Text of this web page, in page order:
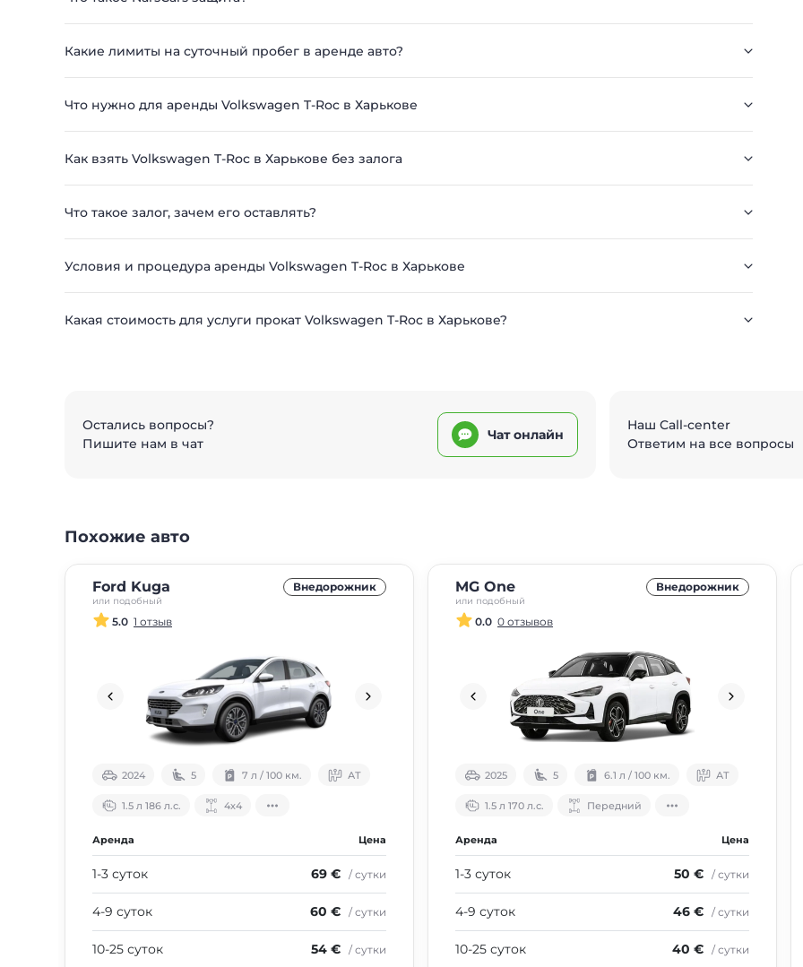
Какие лимиты на суточный пробег в аренде авто?
Что нужно для аренды Volkswagen T-Roc в Харькове
Как взять Volkswagen T-Roc в Харькове без залога
Что такое залог, зачем его оставлять?
Условия и процедура аренды Volkswagen T-Roc в Харькове
Какая стоимость для услуги прокат Volkswagen T-Roc в Харькове?
Остались вопросы?
Пишите нам в чат
Чат онлайн
Наш Call-center
Ответим на все вопросы
Похожие авто
Ford Kuga
или подобный
Внедорожник
5.0 1 отзыв
2024 5 7 л / 100 км. АТ
1.5 л 186 л.с. 4х4
Аренда Цена
1-3 суток 69 € / сутки
4-9 суток 60 € / сутки
10-25 суток 54 € / сутки
MG One
или подобный
Внедорожник
0.0 0 отзывов
2025 5 6.1 л / 100 км. АТ
1.5 л 170 л.с. Передний
Аренда Цена
1-3 суток 50 € / сутки
4-9 суток 46 € / сутки
10-25 суток 40 € / сутки